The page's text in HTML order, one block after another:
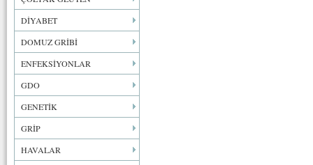
DİYABET
DOMUZ GRİBİ
ENFEKSİYONLAR
GDO
GENETİK
GRİP
HAVALAR